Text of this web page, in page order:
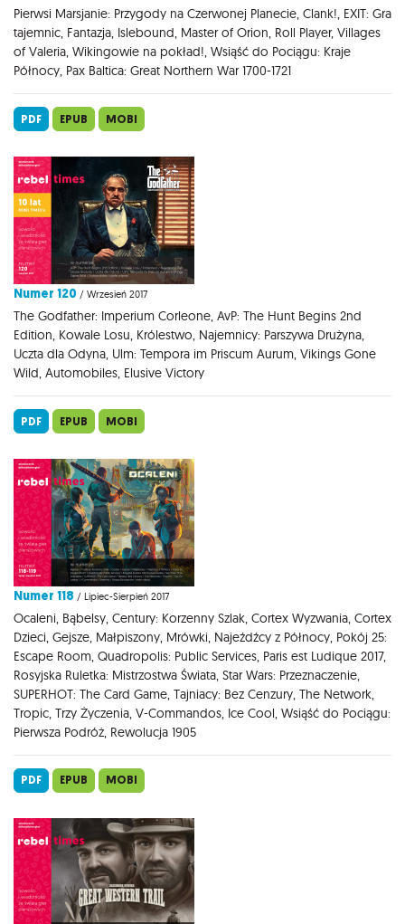
Pierwsi Marsjanie: Przygody na Czerwonej Planecie, Clank!, EXIT: Gra
tajemnic, Fantazja, Islebound, Master of Orion, Roll Player, Villages
of Valeria, Wikingowie na pokład!, Wsiąść do Pociągu: Kraje
Północy, Pax Baltica: Great Northern War 1700-1721
PDF EPUB MOBI
Numer 120 / Wrzesień 2017
The Godfather: Imperium Corleone, AvP: The Hunt Begins 2nd
Edition, Kowale Losu, Królestwo, Najemnicy: Parszywa Drużyna,
Uczta dla Odyna, Ulm: Tempora im Priscum Aurum, Vikings Gone
Wild, Automobiles, Elusive Victory
PDF EPUB MOBI
Numer 118 / Lipiec-Sierpień 2017
Ocaleni, Bąbelsy, Century: Korzenny Szlak, Cortex Wyzwania, Cortex
Dzieci, Gejsze, Małpiszony, Mrówki, Najeźdźcy z Północy, Pokój 25:
Escape Room, Quadropolis: Public Services, Paris est Ludique 2017,
Rosyjska Ruletka: Mistrzostwa Świata, Star Wars: Przeznaczenie,
SUPERHOT: The Card Game, Tajniacy: Bez Cenzury, The Network,
Tropic, Trzy Życzenia, V-Commandos, Ice Cool, Wsiąść do Pociągu:
Pierwsza Podróż, Rewolucja 1905
PDF EPUB MOBI